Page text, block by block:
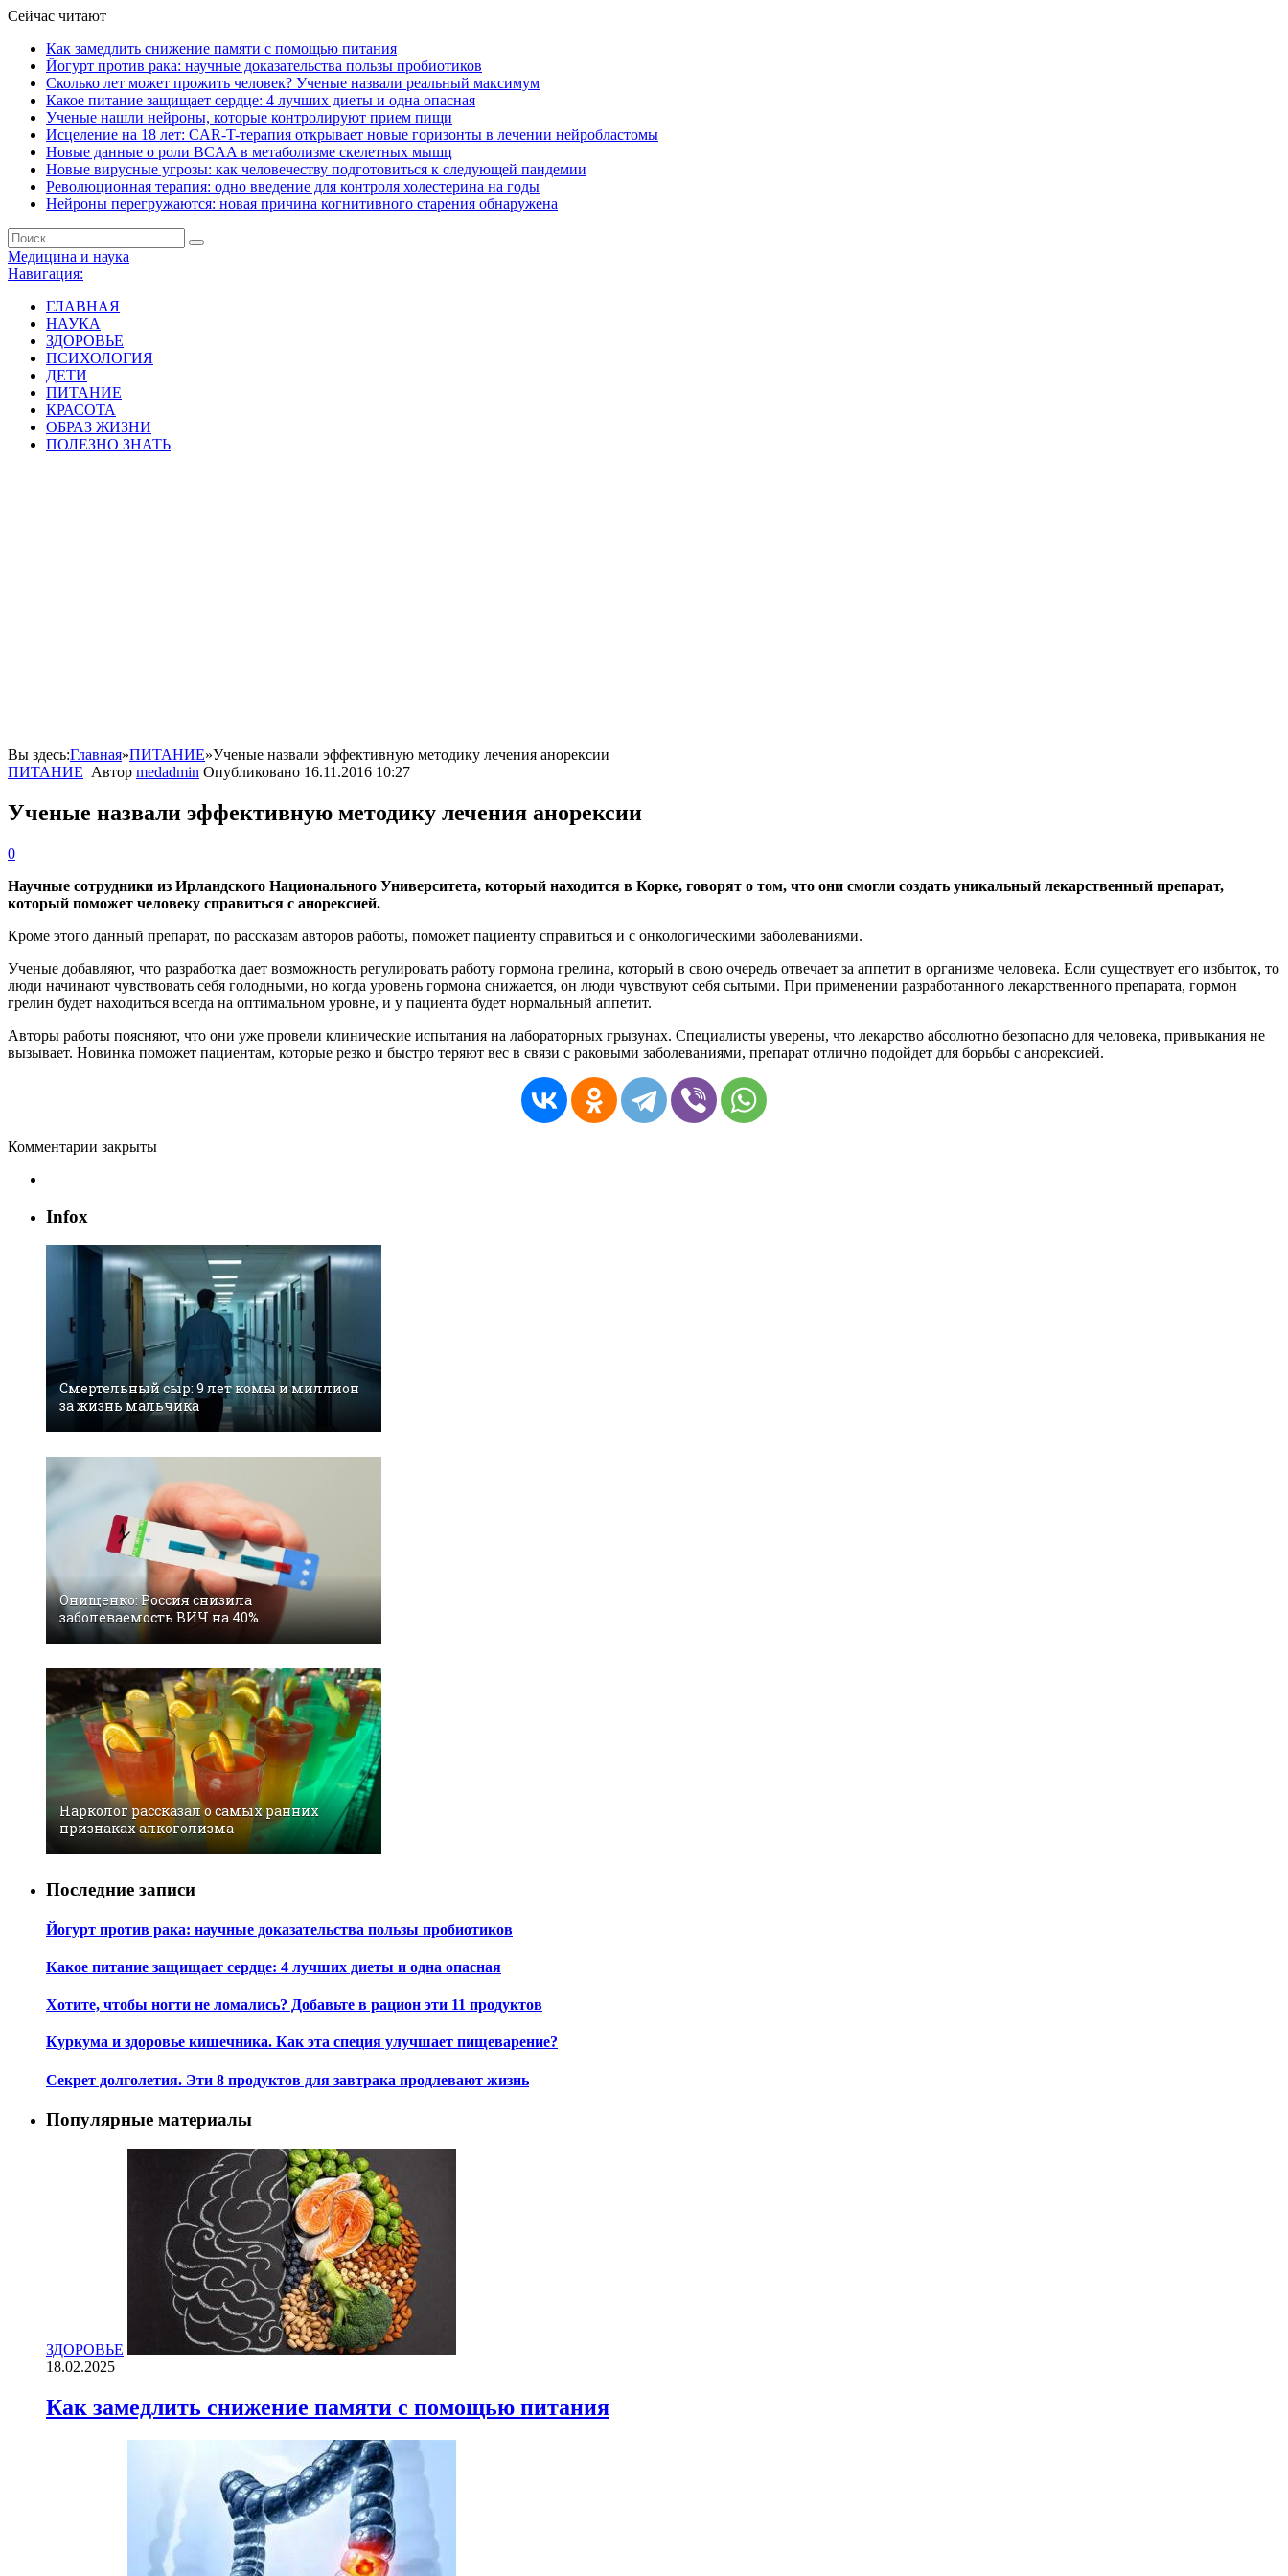
Сейчас читают
Как замедлить снижение памяти с помощью питания
Йогурт против рака: научные доказательства пользы пробиотиков
Сколько лет может прожить человек? Ученые назвали реальный максимум
Какое питание защищает сердце: 4 лучших диеты и одна опасная
Ученые нашли нейроны, которые контролируют прием пищи
Исцеление на 18 лет: CAR-T-терапия открывает новые горизонты в лечении нейробластомы
Новые данные о роли BCAA в метаболизме скелетных мышц
Новые вирусные угрозы: как человечеству подготовиться к следующей пандемии
Революционная терапия: одно введение для контроля холестерина на годы
Нейроны перегружаются: новая причина когнитивного старения обнаружена
Медицина и наука
Навигация:
ГЛАВНАЯ
НАУКА
ЗДОРОВЬЕ
ПСИХОЛОГИЯ
ДЕТИ
ПИТАНИЕ
КРАСОТА
ОБРАЗ ЖИЗНИ
ПОЛЕЗНО ЗНАТЬ
Вы здесь:Главная»ПИТАНИЕ»Ученые назвали эффективную методику лечения анорексии
ПИТАНИЕ Автор medadmin Опубликовано 16.11.2016 10:27
Ученые назвали эффективную методику лечения анорексии
0
Научные сотрудники из Ирландского Национального Университета, который находится в Корке, говорят о том, что они смогли создать уникальный лекарственный препарат,
который поможет человеку справиться с анорексией.
Кроме этого данный препарат, по рассказам авторов работы, поможет пациенту справиться и с онкологическими заболеваниями.
Ученые добавляют, что разработка дает возможность регулировать работу гормона грелина, который в свою очередь отвечает за аппетит в организме человека. Если существует его избыток, то
люди начинают чувствовать себя голодными, но когда уровень гормона снижается, он люди чувствуют себя сытыми. При применении разработанного лекарственного препарата, гормон
грелин будет находиться всегда на оптимальном уровне, и у пациента будет нормальный аппетит.
Авторы работы поясняют, что они уже провели клинические испытания на лабораторных грызунах. Специалисты уверены, что лекарство абсолютно безопасно для человека, привыкания не
вызывает. Новинка поможет пациентам, которые резко и быстро теряют вес в связи с раковыми заболеваниями, препарат отлично подойдет для борьбы с анорексией.
Комментарии закрыты
Infox
Смертельный сыр: 9 лет комы и миллион
за жизнь мальчика
Онищенко: Россия снизила
заболеваемость ВИЧ на 40%
Нарколог рассказал о самых ранних
признаках алкоголизма
Последние записи
Йогурт против рака: научные доказательства пользы пробиотиков
Какое питание защищает сердце: 4 лучших диеты и одна опасная
Хотите, чтобы ногти не ломались? Добавьте в рацион эти 11 продуктов
Куркума и здоровье кишечника. Как эта специя улучшает пищеварение?
Секрет долголетия. Эти 8 продуктов для завтрака продлевают жизнь
Популярные материалы
ЗДОРОВЬЕ
18.02.2025
Как замедлить снижение памяти с помощью питания